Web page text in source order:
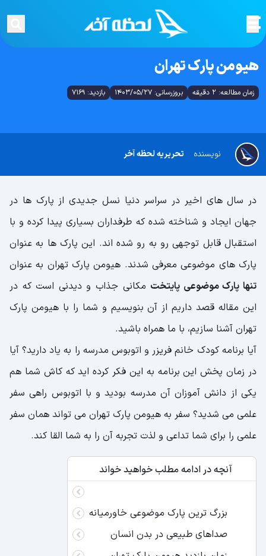
هیومن پارک تهران
زمان مطالعه: 2 دقیقه بروزرسانی: 1403/05/27 بازدید: 7169
تحریریه لحظه آخر نویسنده
در سال های اخیر در سراسر دنیا نسل جدیدی از پارک ها در
جهان ایجاد و شناخته شده که طرفداران بسیاری پیدا کرده و با
استقبال قابل توجهی رو به رو شده اند. این پارک ها به عنوان
پارک های موضوعی معرفی شدند. هیومن پارک تهران به عنوان
تنها پارک موضوعی پایتخت مکانی جذاب و دیدنی است که در
این مقاله قصد داریم از آن بنویسیم و شما را با هیومن پارک
تهران آشنا سازیم، با ما همراه باشید.
آیا برنامه کودک خانم فریزر و اتوبوس مدرسه را به یاد دارید؟ آیا
در زمان پخش این برنامه به این فکر کرده اید که کاش شما هم
یکی از دانش آموزان آن مدرسه بودید و با اتوبوس راهی سفر
علمی می شدید؟ سفر به هیومن پارک تهران می تواند همان سفر
علمی را برای شما تداعی و لذت تجربه آن را به شما القا کند.
آنچه در ادامه مطلب خواهید خواند
بزرگ ترین پارک موضوعی خاورمیانه
صداهای طبیعی در بدن انسان